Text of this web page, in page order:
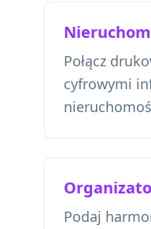
Połącz
cyfrowymi
Podaj